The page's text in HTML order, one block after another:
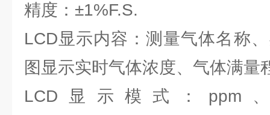
精度：±1%F.S.
LCD显示内容：测量气体名称
图显示实时气体浓度、气体满量
LCD显示模式：ppm